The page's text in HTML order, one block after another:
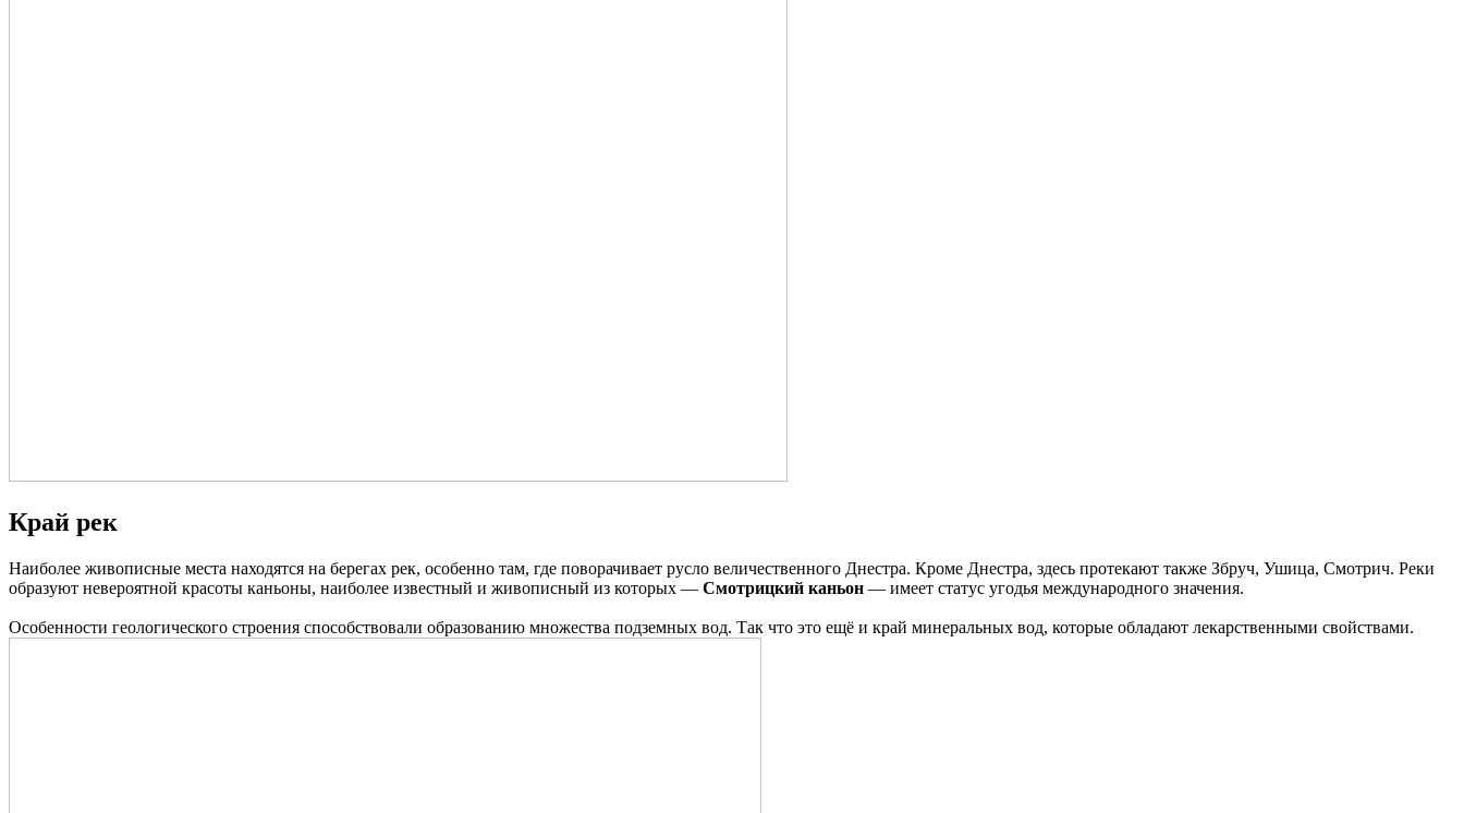
Край рек
Наиболее живописные места находятся на берегах рек, особенно там, где поворачивает русло величественного Днестра. Кроме Днестра, здесь протекают также Збруч, Ушица, Смотрич. Реки
образуют невероятной красоты каньоны, наиболее известный и живописный из которых — Смотрицкий каньон — имеет статус угодья международного значения.
Особенности геологического строения способствовали образованию множества подземных вод. Так что это ещё и край минеральных вод, которые обладают лекарственными свойствами.